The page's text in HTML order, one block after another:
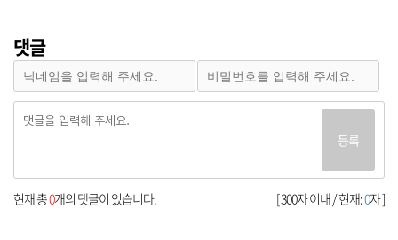
댓글
등록
[ 300자 이내 / 현재:0자 ]
현재 총0개의 댓글이 있습니다.